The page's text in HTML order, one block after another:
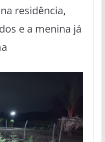
residência,
e a menina já